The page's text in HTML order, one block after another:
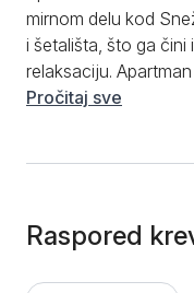
mirnom delu kod
i šetališta, što ga čini
relaksaciju.
za boravak do tri
escajg. Kupatilo je
za veš. Gostima su
pogodnosti:
Pročitaj sve
Raspored